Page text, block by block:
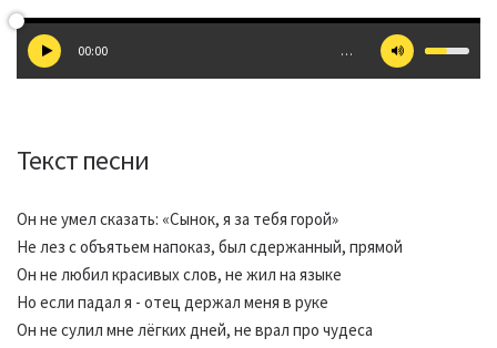
00:00 …
Текст песни
Он не умел сказать: «Сынок, я за тебя горой»
Не лез с объятьем напоказ, был сдержанный, прямой
Он не любил красивых слов, не жил на языке
Но если падал я - отец держал меня в руке
Он не сулил мне лёгких дней, не врал про чудеса